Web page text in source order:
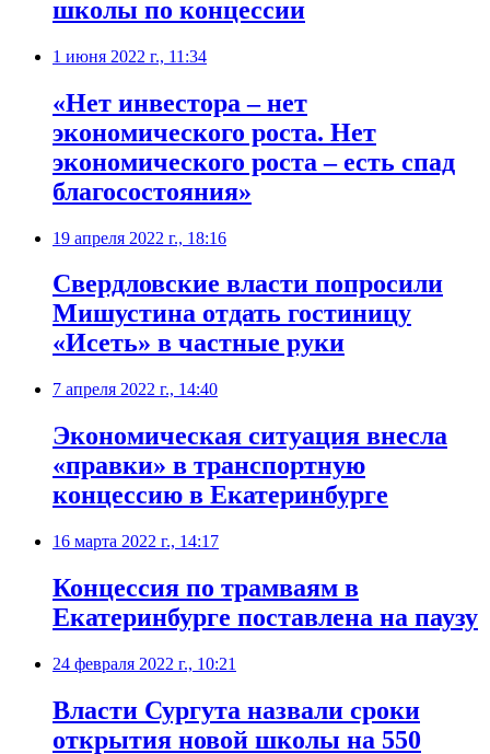
школы по концессии
1 июня 2022 г., 11:34
«Нет инвестора – нет
экономического роста. Нет
экономического роста – есть спад
благосостояния»
19 апреля 2022 г., 18:16
​Свердловские власти попросили
Мишустина отдать гостиницу
«Исеть» в частные руки
7 апреля 2022 г., 14:40
Экономическая ситуация внесла
«правки» в транспортную
концессию в Екатеринбурге
16 марта 2022 г., 14:17
Концессия по трамваям в
Екатеринбурге поставлена на паузу
24 февраля 2022 г., 10:21
Власти Сургута назвали сроки
открытия новой школы на 550